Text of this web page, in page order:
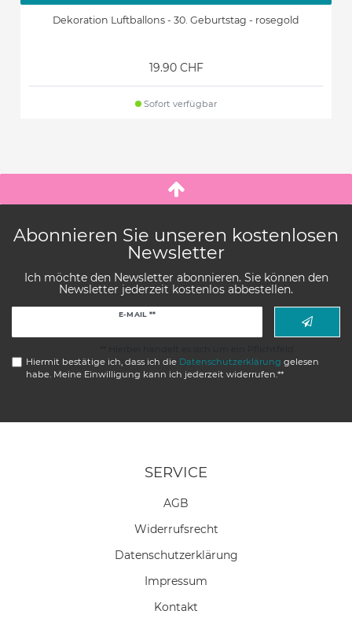
Dekoration Luftballons - 30. Geburtstag - rosegold
19.90 CHF
Sofort verfügbar
Abonnieren Sie unseren kostenlosen
Newsletter
Ich möchte den Newsletter abonnieren. Sie können den
Newsletter jederzeit kostenlos abbestellen.
E-MAIL **
Hiermit bestätige ich, dass ich die Daten­schutz­erklärung gelesen
habe. Meine Einwilligung kann ich jederzeit widerrufen.**
SERVICE
AGB
Widerrufs­recht
Daten­schutz­erklärung
Impressum
Kontakt